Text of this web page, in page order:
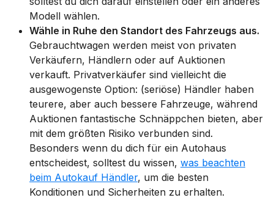
Modell wählen.
Wähle in Ruhe den Standort des Fahrzeugs aus.
Gebrauchtwagen werden meist von privaten
Verkäufern, Händlern oder auf Auktionen
verkauft. Privatverkäufer sind vielleicht die
ausgewogenste Option: (seriöse) Händler haben
teurere, aber auch bessere Fahrzeuge, während
Auktionen fantastische Schnäppchen bieten, aber
mit dem größten Risiko verbunden sind.
Besonders wenn du dich für ein Autohaus
entscheidest, solltest du wissen, was beachten
beim Autokauf Händler, um die besten
Konditionen und Sicherheiten zu erhalten.